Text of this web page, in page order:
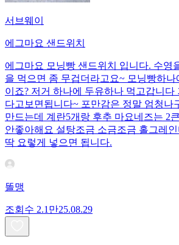
서브웨이
에그마요 샌드위치
에그마요 모닝빵 샌드위치 입니다. 수영
을 먹으면 좀 무겁더라고요~ 모닝빵하나
이죠? 저거 하나에 두유하나 먹고갑니다
다고보면됩니다~ 포만감은 정말 엄청나
만드는데 계란5개랑 후추 마요네즈는 2
안좋아해요 설탕조금 소금조금 홀그레
딱 요렇게 넣으면 됩니다.
똘맹
조회수 2.1만25.08.29